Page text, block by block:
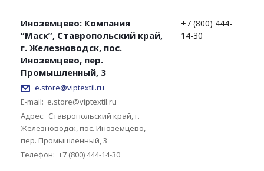
Иноземцево: Компания
“Маск”, Ставропольский край,
г. Железноводск, пос.
Иноземцево, пер.
Промышленный, 3
e.store@viptextil.ru
E-mail: e.store@viptextil.ru
Адрес: Ставропольский край, г.
Железноводск, пос. Иноземцево,
пер. Промышленный, 3
Телефон: +7 (800) 444-14-30
+7 (800) 444-
14-30